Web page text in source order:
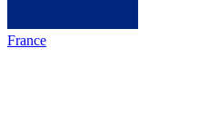
France